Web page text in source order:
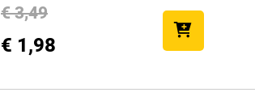
€ 3,49
€ 1,98